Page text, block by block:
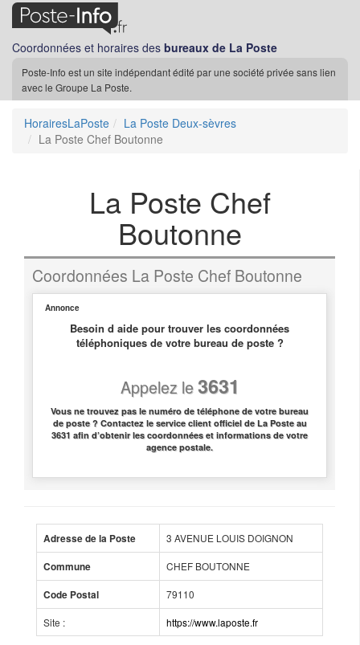
Coordonnées et horaires des bureaux de La Poste
Poste-Info est un site indépendant édité par une société privée sans lien
avec le Groupe La Poste.
HorairesLaPoste
La Poste Deux-sèvres
La Poste Chef Boutonne
La Poste Chef
Boutonne
Coordonnées La Poste Chef Boutonne
Annonce
Besoin d aide pour trouver les coordonnées
téléphoniques de votre bureau de poste ?
Appelez le3631
Vous ne trouvez pas le numéro de téléphone de votre bureau
de poste ? Contactez le service client officiel de La Poste au
3631 afin d’obtenir les coordonnées et informations de votre
agence postale.
Adresse de la Poste 3 AVENUE LOUIS DOIGNON
Commune CHEF BOUTONNE
Code Postal 79110
Site : https://www.laposte.fr